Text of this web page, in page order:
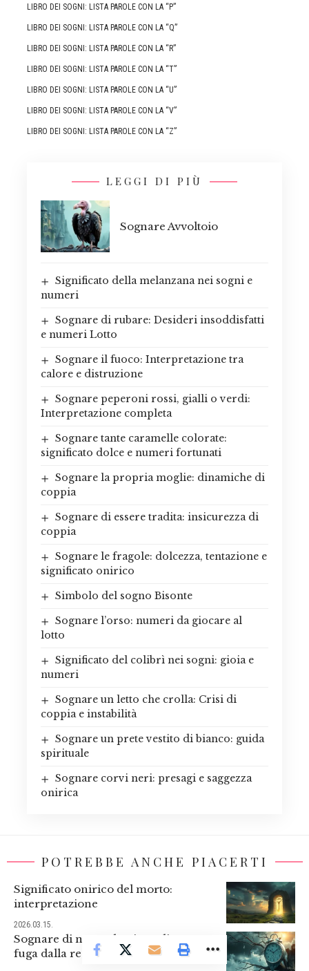
LIBRO DEI SOGNI: LISTA PAROLE CON LA “P”
LIBRO DEI SOGNI: LISTA PAROLE CON LA “Q”
LIBRO DEI SOGNI: LISTA PAROLE CON LA “R”
LIBRO DEI SOGNI: LISTA PAROLE CON LA “T”
LIBRO DEI SOGNI: LISTA PAROLE CON LA “U”
LIBRO DEI SOGNI: LISTA PAROLE CON LA “V”
LIBRO DEI SOGNI: LISTA PAROLE CON LA “Z”
LEGGI DI PIÙ
Sognare Avvoltoio
Significato della melanzana nei sogni e
numeri
Sognare di rubare: Desideri insoddisfatti
e numeri Lotto
Sognare il fuoco: Interpretazione tra
calore e distruzione
Sognare peperoni rossi, gialli o verdi:
Interpretazione completa
Sognare tante caramelle colorate:
significato dolce e numeri fortunati
Sognare la propria moglie: dinamiche di
coppia
Sognare di essere tradita: insicurezza di
coppia
Sognare le fragole: dolcezza, tentazione e
significato onirico
Simbolo del sogno Bisonte
Sognare l’orso: numeri da giocare al
lotto
Significato del colibrì nei sogni: gioia e
numeri
Sognare un letto che crolla: Crisi di
coppia e instabilità
Sognare un prete vestito di bianco: guida
spirituale
Sognare corvi neri: presagi e saggezza
onirica
POTREBBE ANCHE PIACERTI
Significato onirico del morto:
interpretazione
2026.03.15.
Sognare di non volersi svegliare:
fuga dalla realtà e psicologia